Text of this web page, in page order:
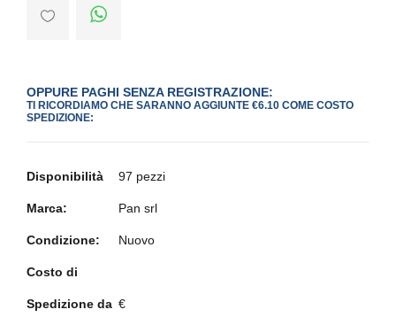
OPPURE PAGHI SENZA REGISTRAZIONE:
TI RICORDIAMO CHE SARANNO AGGIUNTE €6.10 COME COSTO
SPEDIZIONE:
Disponibilità 97 pezzi
Marca: Pan srl
Condizione: Nuovo
Costo di
Spedizione da €